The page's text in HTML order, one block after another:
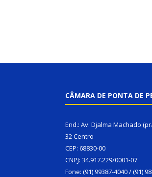
CÂMARA DE PONTA DE
End.: Av. Djalma Machado
32 Centro
CEP: 68830-00
CNPJ: 34.917.229/0001-07
Fone: (91) 99387-4040 / (91)